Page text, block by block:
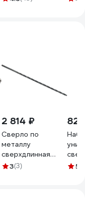
2 814 ₽
Сверло по
металлу
сверхдлинная
серия цх
3(3)
8, 5